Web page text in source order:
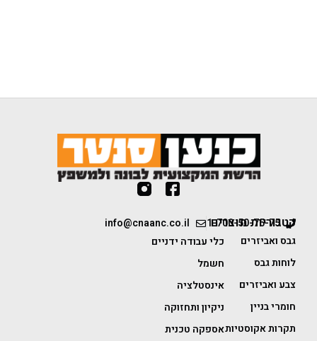
1-700-50-75-75
info@cnaanc.co.il קטגוריות מוצרים
גבס ואביזרים
לוחות גבס
צבע ואביזרים
חומרי בניין
תקרות אקוסטיות
כלי עבודה ידניים
חשמל
אינסטלציה
ניקיון ותחזוקה
אספקה טכנית